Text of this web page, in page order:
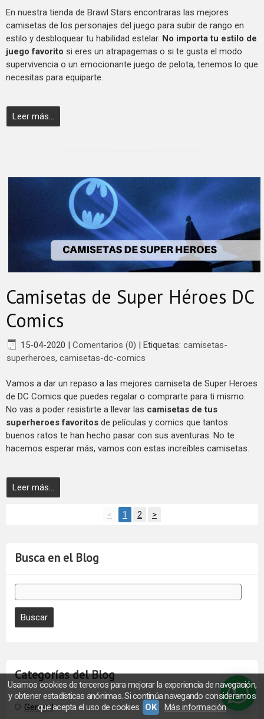
Busca en el Blog
Categorías del Blog
General
En nuestra tienda de Brawl Stars encontraras las mejores
camisetas de los personajes del juego para subir de rango en
estilo y desbloquear tu habilidad estelar. No importa tu estilo de
juego favorito si eres un atrapagemas o si te gusta el modo
supervivencia o un emocionante juego de pelota, tenemos lo que
necesitas para equiparte.
Leer más...
Camisetas de Super Héroes DC
Comics
15-04-2020 | Comentarios (0) | Etiquetas: camisetas-
superheroes, camisetas-dc-comics
Vamos a dar un repaso a las mejores camiseta de Super Heroes
de DC Comics que puedes regalar o comprarte para ti mismo.
No vas a poder resistirte a llevar las camisetas de tus
superheroes favoritos de películas y comics que tantos
buenos ratos te han hecho pasar con sus aventuras. No te
hacemos esperar más, vamos con estas increíbles camisetas.
Leer más...
< 1 2 >
Usamos cookies de terceros para mejorar la experiencia de navegación,
y obtener estadísticas anónimas. Si continúa navegando consideramos
que acepta el uso de cookies. OK Más información